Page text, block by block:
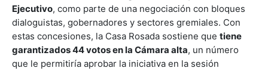
Ejecutivo, como parte de una negociación con bloques
dialoguistas, gobernadores y sectores gremiales. Con
estas concesiones, la Casa Rosada sostiene que tiene
garantizados 44 votos en la Cámara alta, un número
que le permitiría aprobar la iniciativa en la sesión